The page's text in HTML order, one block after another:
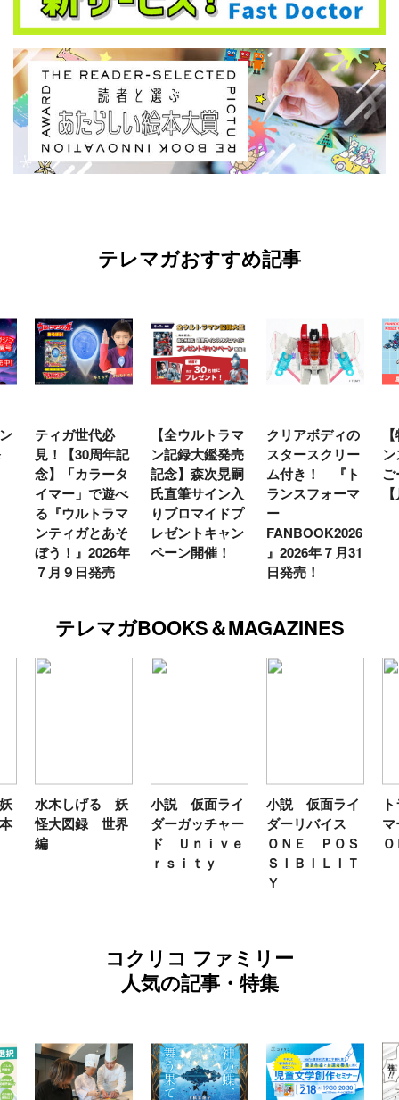
テレマガおすすめ記事
ティガ世代必
見！【30周年記
念】「カラータ
イマー」で遊べ
る『ウルトラマ
ンティガとあそ
ぼう！』2026年
７月９日発売
【全ウルトラマ
ン記録大鑑発売
記念】森次晃嗣
氏直筆サイン入
りブロマイドプ
レゼントキャン
ペーン開催！
クリアボディの
スタースクリー
ム付き！ 『ト
ランスフォーマ
ー
FANBOOK2026
』2026年７月31
日発売！
テレマガBOOKS＆MAGAZINES
水木しげる 妖
怪大図録 世界
編
小説 仮面ライ
ダーガッチャー
ド Ｕｎｉｖｅ
ｒｓｉｔｙ
小説 仮面ライ
ダーリバイス
ＯＮＥ ＰＯＳ
ＳＩＢＩＬＩＴ
Ｙ
コクリコ ファミリー
人気の記事・特集